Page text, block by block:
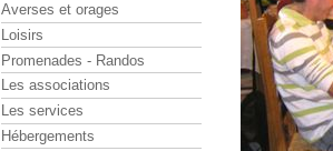
Averses et orages
Loisirs
Promenades - Randos
Les associations
Les services
Hébergements